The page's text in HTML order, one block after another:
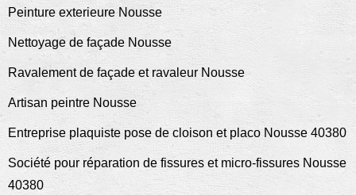
Peinture exterieure Nousse
Nettoyage de façade Nousse
Ravalement de façade et ravaleur Nousse
Artisan peintre Nousse
Entreprise plaquiste pose de cloison et placo Nousse 40380
Société pour réparation de fissures et micro-fissures Nousse
40380